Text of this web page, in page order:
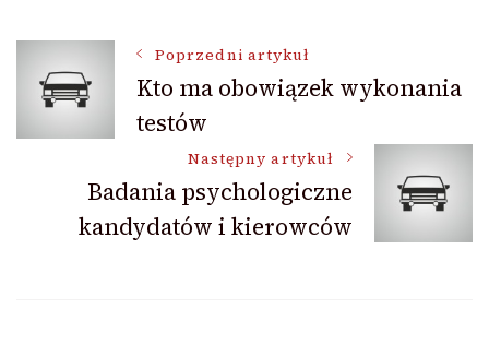
Nawigacja
wpisu
Poprzedni artykuł
Kto ma obowiązek wykonania
testów
Następny artykuł
Badania psychologiczne
kandydatów i kierowców